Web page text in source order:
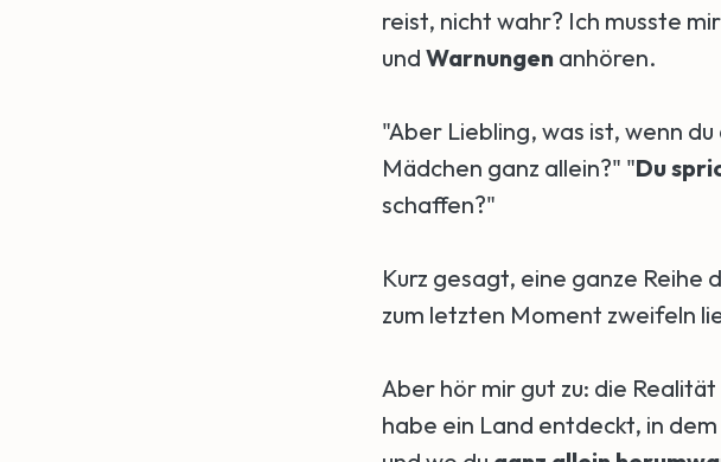
reist, nicht wahr? Ich musste
und Warnungen anhören.
"Aber Liebling, was ist, wenn
Mädchen ganz allein?" "Du
schaffen?"
Kurz gesagt, eine ganze Reihe
zum letzten Moment zweifeln
Aber hör mir gut zu: die
habe ein Land entdeckt, in